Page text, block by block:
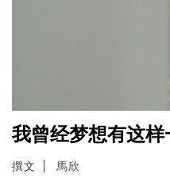
我曾经梦想有这
撰文 馬欣